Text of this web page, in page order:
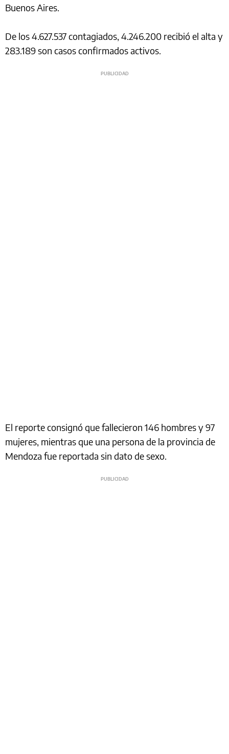
Buenos Aires.
De los 4.627.537 contagiados, 4.246.200 recibió el alta y
283.189 son casos confirmados activos.
El reporte consignó que fallecieron 146 hombres y 97
mujeres, mientras que una persona de la provincia de
Mendoza fue reportada sin dato de sexo.